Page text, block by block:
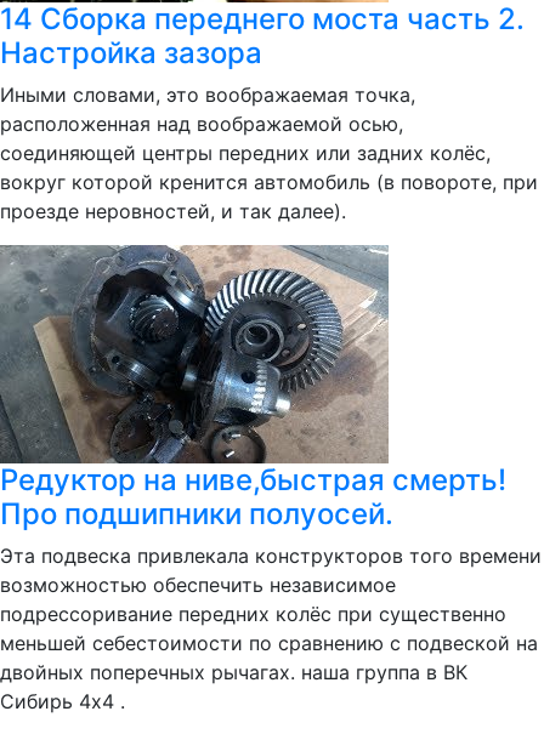
14 Сборка переднего моста часть 2.
Настройка зазора
Иными словами, это воображаемая точка,
расположенная над воображаемой осью,
соединяющей центры передних или задних колёс,
вокруг которой кренится автомобиль (в повороте, при
проезде неровностей, и так далее).
Редуктор на ниве,быстрая смерть!
Про подшипники полуосей.
Эта подвеска привлекала конструкторов того времени
возможностью обеспечить независимое
подрессоривание передних колёс при существенно
меньшей себестоимости по сравнению с подвеской на
двойных поперечных рычагах. наша группа в ВК
Сибирь 4х4 .